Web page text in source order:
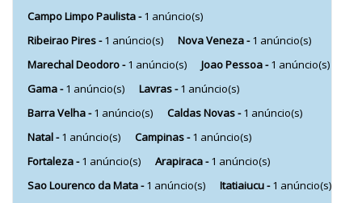
Campo Limpo Paulista -1 anúncio(s)
Ribeirao Pires -1 anúncio(s) Nova Veneza -1 anúncio(s)
Marechal Deodoro -1 anúncio(s) Joao Pessoa -1 anúncio(s)
Gama -1 anúncio(s) Lavras -1 anúncio(s)
Barra Velha -1 anúncio(s) Caldas Novas -1 anúncio(s)
Natal -1 anúncio(s) Campinas -1 anúncio(s)
Fortaleza -1 anúncio(s) Arapiraca -1 anúncio(s)
Sao Lourenco da Mata -1 anúncio(s) Itatiaiucu -1 anúncio(s)